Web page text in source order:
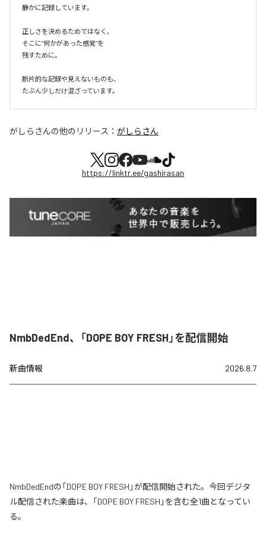
静かに記録しています。
正しさを決めるためではなく、
そこに“何かがあった感覚”を
残すために。
断片的な記録や見えないものも、
たぶん少しだけ混ざっています。
がしらさんの他のリリース： がしらさん
https://linktr.ee/gashirasan
NmbDedEnd、「DOPE BOY FRESH」を配信開始
新曲情報 2026.8.7
NmbDedEndの「DOPE BOY FRESH」が配信開始された。今回デジタ
ル配信された楽曲は、「DOPE BOY FRESH」を含む全1曲となってい
る。